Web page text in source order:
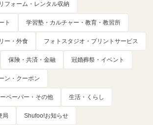
フォーム・レンタル収納
ト 学習塾・カルチャー・教育・教習所
ー・外食 フォトスタジオ・プリントサービス
保険・共済・金融 冠婚葬祭・イベント
ン・クーポン
ペーパー・その他 生活・くらし
局 Shufoo!お知らせ